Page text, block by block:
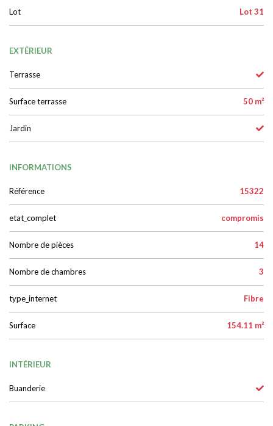
Lot Lot 31
EXTÉRIEUR
Terrasse
Surface terrasse 50 m²
Jardin
INFORMATIONS
Référence 15322
etat_complet compromis
Nombre de pièces 14
Nombre de chambres 3
type_internet Fibre
Surface 154.11 m²
INTÉRIEUR
Buanderie